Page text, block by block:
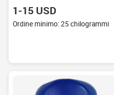
94-1
1-15 USD
Ordine minimo: 25 chilogrammi